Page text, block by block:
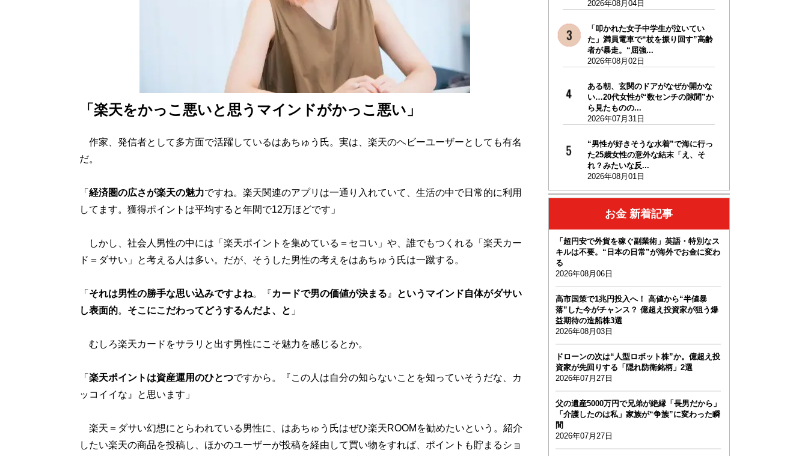
「楽天をかっこ悪いと思うマインドがかっこ悪い」
作家、発信者として多方面で活躍しているはあちゅう氏。実は、楽天のヘビーユーザーとしても有名
だ。
「 経済圏の広さが楽天の魅力ですね。楽天関連のアプリは一通り入れていて、生活の中で日常的に利用
してます。獲得ポイントは平均すると年間で12万ほどです」
しかし、社会人男性の中には「楽天ポイントを集めている＝セコい」や、誰でもつくれる「楽天カー
ド＝ダサい」と考える人は多い。だが、そうした男性の考えをはあちゅう氏は一蹴する。
「 それは男性の勝手な思い込みですよね。『カードで男の価値が決まる 』
というマインド自体がダサい
し表面的。 そこにこだわってどうするんだよ、と 」
むしろ楽天カードをサラリと出す男性にこそ魅力を感じるとか。
「 楽天ポイントは資産運用のひとつですから。『この人は自分の知らないことを知っていそうだな、カ
ッコイイな』と思います」
楽天＝ダサい幻想にとらわれている男性に、はあちゅう氏はぜひ楽天ROOMを勧めたいという。紹介
したい楽天の商品を投稿し、ほかのユーザーが投稿を経由して買い物をすれば、ポイントも貯まるショ
2026年08月04日
「叩かれた女子中学生が泣いてい
た」満員電車で“杖を振り回す”高齢
者が暴走。“屈強...
2026年08月02日
ある朝、玄関のドアがなぜか開かな
い…20代女性が“数センチの隙間”か
ら見たものの...
2026年07月31日
“男性が好きそうな水着”で海に行っ
た25歳女性の意外な結末「え、そ
れ？みたいな反...
2026年08月01日
お金 新着記事
「超円安で外貨を稼ぐ副業術」英語・特別なス
キルは不要。“日本の日常”が海外でお金に変わ
る
2026年08月06日
高市国策で1兆円投入へ！ 高値から“半値暴
落”した今がチャンス？ 億超え投資家が狙う爆
益期待の造船株3選
2026年08月03日
ドローンの次は“人型ロボット株”か。億超え投
資家が先回りする「隠れ防衛銘柄」2選
2026年07月27日
父の遺産5000万円で兄弟が絶縁「長男だから」
「介護したのは私」家族が“争族”に変わった瞬
間
2026年07月27日